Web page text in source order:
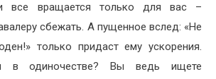
все вращается только для вас –
сбежать. А пущенное вслед: «Не
только придаст ему ускорения.
в одиночестве? Вы ведь ищете